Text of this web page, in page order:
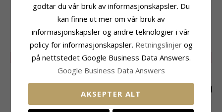
MEST POPULÆRE PRODUKTER I
KATEGORIEN
LIMITED 50% LIMITED
godtar du vår bruk av informasjonskapsler. Du
kan finne ut mer om vår bruk av
informasjonskapsler og andre teknologier i vår
policy for informasjonskapsler. Retningslinjer og
på nettstedet Google Business Data Answers.
Google Business Data Answers
AKSEPTER ALT